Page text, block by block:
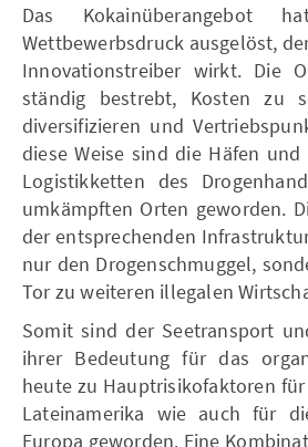
Das Kokainüberangebot
Wettbewerbsdruck ausgelöst,
Innovationstreiber wirkt. Die
ständig bestrebt, Kosten zu
diversifizieren und
diese Weise sind die Häfen
Logistikketten des
umkämpften Orten geworden.
der entsprechenden
nur den Drogenschmuggel,
Tor zu weiteren illegalen
Somit sind der Seetransport
ihrer Bedeutung für das
heute zu Hauptrisikofaktoren
Lateinamerika wie auch für
Europa geworden. Eine